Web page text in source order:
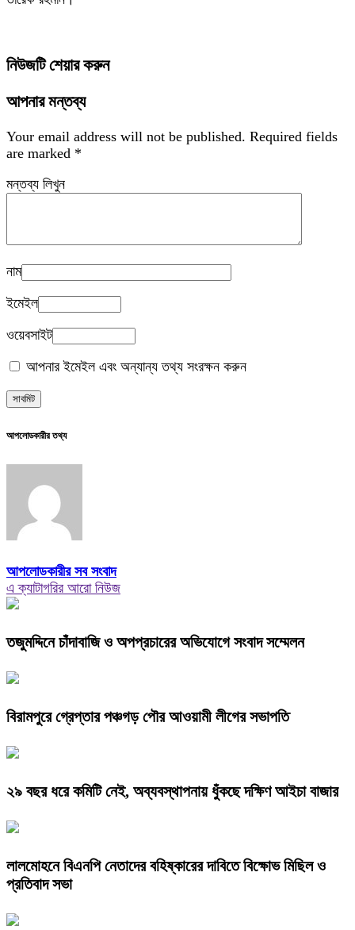
নিউজটি শেয়ার করুন
আপনার মন্তব্য
Your email address will not be published. Required fields
are marked *
মন্তব্য লিখুন
নাম
ইমেইল
ওয়েবসাইট
আপনার ইমেইল এবং অন্যান্য তথ্য সংরক্ষন করুন
আপলোডকারীর তথ্য
আপলোডকারীর সব সংবাদ
এ ক্যাটাগরির আরো নিউজ
তজুমদ্দিনে চাঁদাবাজি ও অপপ্রচারের অভিযোগে সংবাদ সম্মেলন
বিরামপুরে গ্রেপ্তার পঞ্চগড় পৌর আওয়ামী লীগের সভাপতি
২৯ বছর ধরে কমিটি নেই, অব্যবস্থাপনায় ধুঁকছে দক্ষিণ আইচা বাজার
লালমোহনে বিএনপি নেতাদের বহিষ্কারের দাবিতে বিক্ষোভ মিছিল ও
প্রতিবাদ সভা